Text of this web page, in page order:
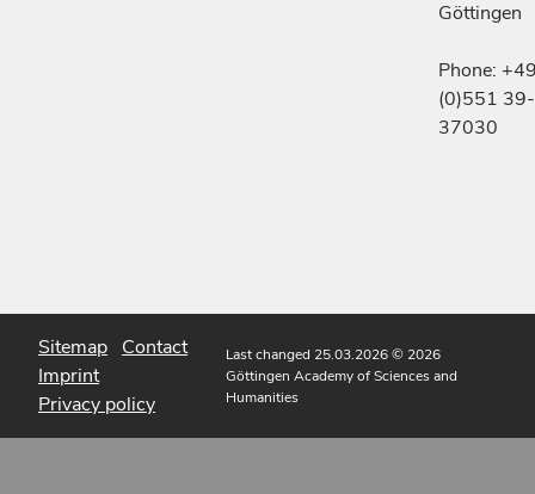
Göttingen
Phone:
(0)551 39-
37030
Sitemap Contact
Imprint
Privacy policy
Last changed 25.03.2026© 2026
Göttingen Academy of Sciences and
Humanities